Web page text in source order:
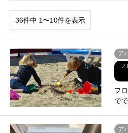
36件中 1〜10件を表示
ア
フ
フ
で
ア